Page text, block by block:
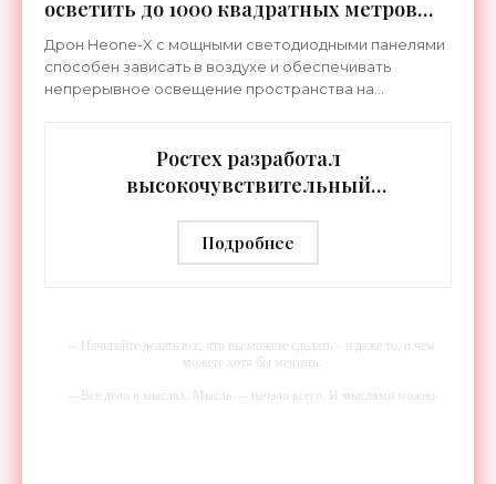
осветить до 1000 квадратных метров
земли - «Беспилотники»
Дрон Heone-X с мощными светодиодными панелями
способен зависать в воздухе и обеспечивать
непрерывное освещение пространства на
Ростех разработал
высокочувствительный
дальностью распознавания до 2 км
- «Гаджеты»
Подробнее
-- Начинайте делать все, что вы можете сделать – и даже то, о чем
можете хотя бы мечтать.
-- Все дело в мыслях. Мысль — начало всего. И мыслями можно